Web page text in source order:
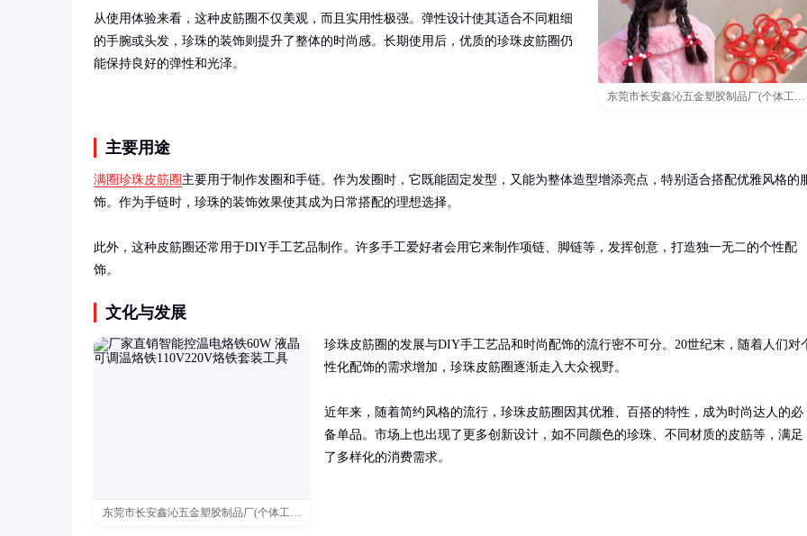
东莞市长安鑫沁五金塑胶制品厂(个体工商户)
从使用体验来看，这种皮筋圈不仅美观，而且实用性极强。弹性设计使其适合不同粗细
的手腕或头发，珍珠的装饰则提升了整体的时尚感。长期使用后，优质的珍珠皮筋圈仍
能保持良好的弹性和光泽。
主要用途
满圈珍珠皮筋圈 主要用于制作发圈和手链。作为发圈时，它既能固定发型，又能为整体造型增添亮点，特别适合搭配优雅风格的
饰。作为手链时，珍珠的装饰效果使其成为日常搭配的理想选择。
此外，这种皮筋圈还常用于DIY手工艺品制作。许多手工爱好者会用它来制作项链、脚链等，发挥创意，打造独一无二的个性配
饰。
文化与发展
东莞市长安鑫沁五金塑胶制品厂(个体工商户)
珍珠皮筋圈的发展与DIY手工艺品和时尚配饰的流行密不可分。20世纪末，随着人们对
性化配饰的需求增加，珍珠皮筋圈逐渐走入大众视野。
近年来，随着简约风格的流行，珍珠皮筋圈因其优雅、百搭的特性，成为时尚达人的必
备单品。市场上也出现了更多创新设计，如不同颜色的珍珠、不同材质的皮筋等，满足
了多样化的消费需求。